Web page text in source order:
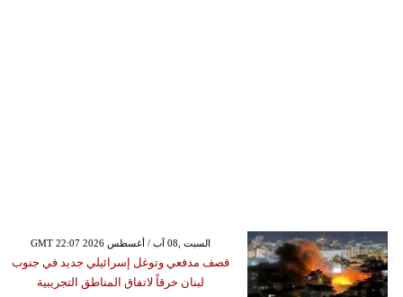
GMT 22:07 2026 السبت ,08 آب / أغسطس
قصف مدفعي وتوغل إسرائيلي جديد في جنوب
لبنان خرقاً لاتفاق المناطق التجريبية